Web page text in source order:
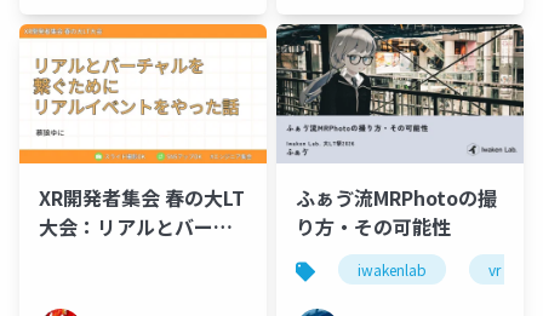
XR開発者集会 春の大LT
大会：リアルとバーチ
ふぁゔ流MRPhotoの撮
り方・その可能性
iwakenlab vr